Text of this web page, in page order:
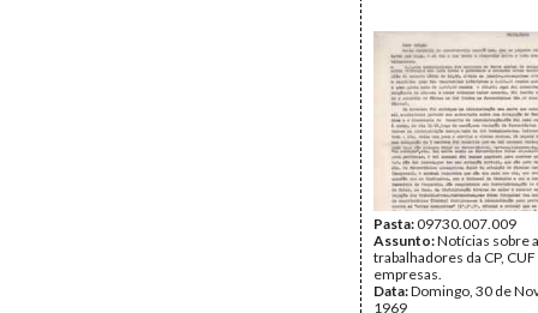
Pasta:09730.007.009
Assunto:Notícias sobre
trabalhadores da CP,
empresas.
Data:Domingo, 30 de
1969